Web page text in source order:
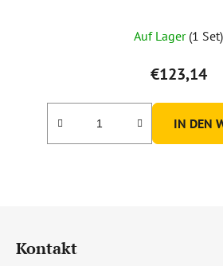
Auf Lager (1 Set)
€123,14
IN DEN
Kontakt